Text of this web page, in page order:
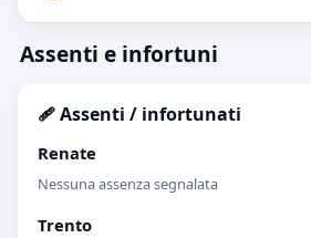
Assenti e infortuni
🩹 Assenti / infortunati
Renate
Nessuna assenza segnalata
Trento